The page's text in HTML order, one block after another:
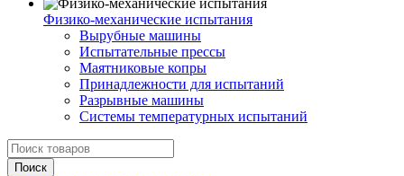
Физико-механические испытания
Вырубные машины
Испытательные прессы
Маятниковые копры
Принадлежности для испытаний
Разрывные машины
Системы температурных испытаний
Поиск